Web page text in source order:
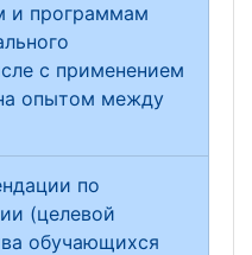
и программам
с применением
опытом между
по
(целевой
обучающихся